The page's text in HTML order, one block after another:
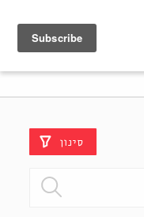
סינון